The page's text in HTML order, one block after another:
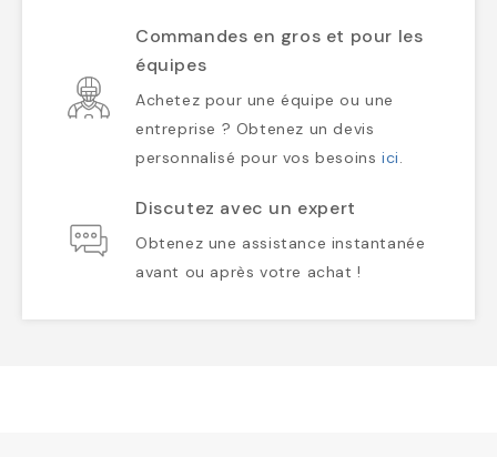
Commandes en gros et pour les
équipes
Achetez pour une équipe ou une
entreprise ? Obtenez un devis
personnalisé pour vos besoinsici.
Discutez avec un expert
Obtenez une assistance instantanée
avant ou après votre achat !